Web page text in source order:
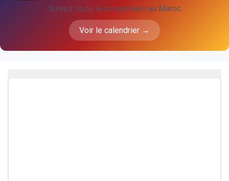
Suivez toute la compétition au Maroc
Voir le calendrier →